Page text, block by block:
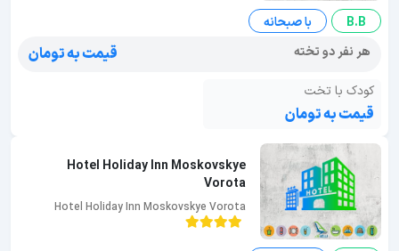
B.B
با صبحانه
هر نفر دو تخته
قیمت به تومان
کودک با تخت
قیمت به تومان
Hotel Holiday Inn Moskovskye
Vorota
Hotel Holiday Inn Moskovskye Vorota